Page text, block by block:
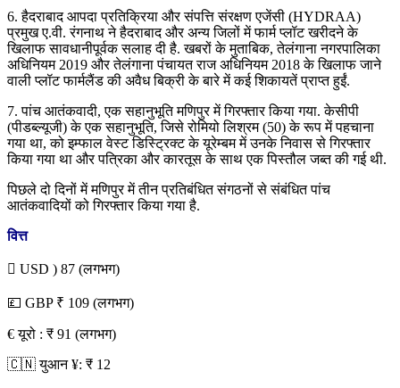
6. हैदराबाद आपदा प्रतिक्रिया और संपत्ति संरक्षण एजेंसी (HYDRAA)
प्रमुख ए.वी. रंगनाथ ने हैदराबाद और अन्य जिलों में फार्म प्लॉट खरीदने के
खिलाफ सावधानीपूर्वक सलाह दी है. खबरों के मुताबिक, तेलंगाना नगरपालिका
अधिनियम 2019 और तेलंगाना पंचायत राज अधिनियम 2018 के खिलाफ जाने
वाली प्लॉट फार्मलैंड की अवैध बिक्री के बारे में कई शिकायतें प्राप्त हुईं.
7. पांच आतंकवादी, एक सहानुभूति मणिपुर में गिरफ्तार किया गया. केसीपी
(पीडब्ल्यूजी) के एक सहानुभूति, जिसे रोमियो लिश्रम (50) के रूप में पहचाना
गया था, को इम्फाल वेस्ट डिस्ट्रिक्ट के यूरेम्बम में उनके निवास से गिरफ्तार
किया गया था और पत्रिका और कारतूस के साथ एक पिस्तौल जब्त की गई थी.
पिछले दो दिनों में मणिपुर में तीन प्रतिबंधित संगठनों से संबंधित पांच
आतंकवादियों को गिरफ्तार किया गया है.
वित्त
 USD ) 87 (लगभग)
💷 GBP ₹ 109 (लगभग)
€ यूरो : ₹ 91 (लगभग)
🇨🇳 युआन ¥: ₹ 12